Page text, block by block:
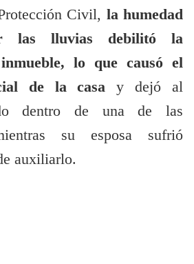
Civil, la humedad
las lluvias debilitó la
lo que causó el
de la casay dejó al
dentro de una de las
su esposa sufrió
auxiliarlo.